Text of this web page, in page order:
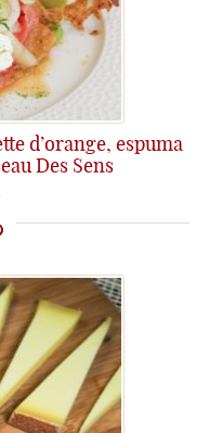
d’orange, espuma
Des Sens